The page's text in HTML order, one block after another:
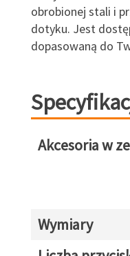
obrobionej stali i
dotyku. Jest
dopasowaną do
Akcesoria w
Wymiary